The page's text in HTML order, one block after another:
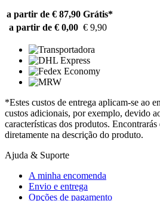
a partir de € 87,90 Grátis*
a partir de € 0,00 € 9,90
*Estes custos de entrega aplicam-se ao
custos adicionais, por exemplo, devido
características dos produtos.
diretamente na descrição do produto.
Ajuda & Suporte
A minha encomenda
Envio e entrega
Opções de pagamento